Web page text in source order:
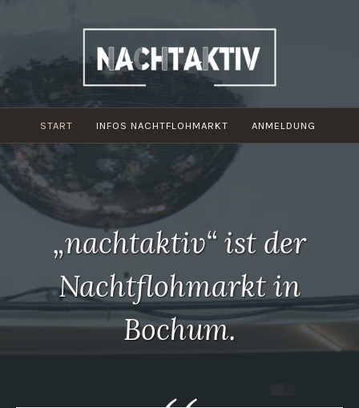
START INFOS NACHTFLOHMARKT ANMELDUNG
„nachtaktiv“ ist der
Nachtflohmarkt in
Bochum.